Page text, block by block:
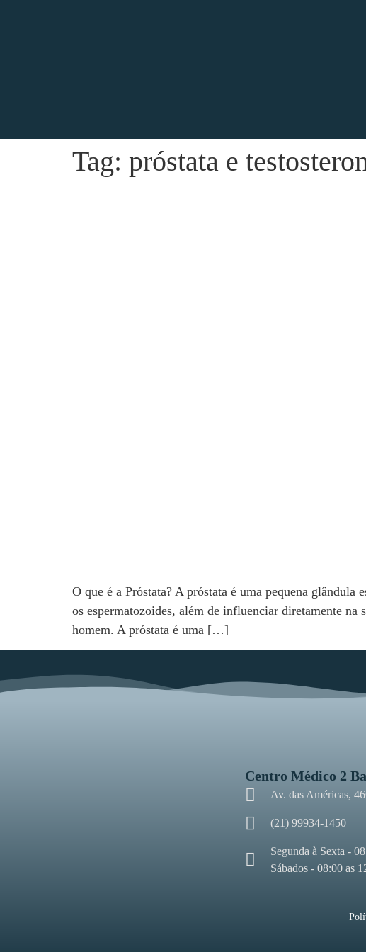
Tag: próstata e
O que é a Próstata? A próstata é uma pequena
os espermatozoides, além de influenciar diretamente
homem. A próstata é uma […]
Centro Médico 2
Av. das Américas,
(21) 99934-1450
Segunda à Sexta -
Sábados - 08:00 as